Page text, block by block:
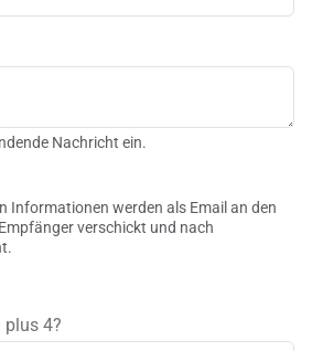
Nachricht ein.
Informationen werden als Email an den
verschickt und nach
plus 4?